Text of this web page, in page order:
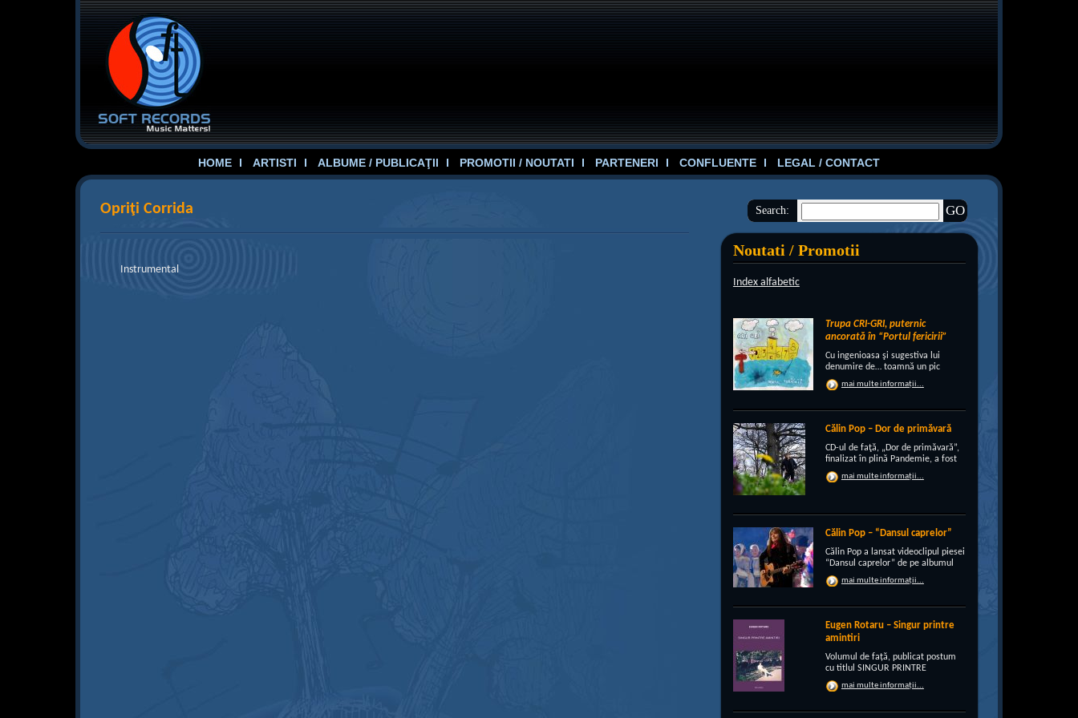
HOME ARTISTI ALBUME / PUBLICAŢII PROMOTII / NOUTATI PARTENERI CONFLUENTE LEGAL / CONTACT
Search:
Noutati / Promotii
Index alfabetic
Trupa CRI-GRI, puternic
ancorată în “Portul fericirii”
Cu ingenioasa şi sugestiva lui
denumire de… toamnă un pic
“încruntată”, elegant suprapusă
unei existenţe de peste un sfert de
voios anotimpul ruginiu al
melancoliilor de tot soiul, cu un nou
[…]
mai multe informații...
Călin Pop – Dor de primăvară
CD-ul de faţă, „Dor de primăvară”,
finalizat în plină Pandemie, a fost
conceput, pe de-a intregul, de
rocker-ul Călin Pop, inconfundabil
publică electrizantă, de
experimentat vocalist […]
mai multe informații...
Călin Pop – “Dansul caprelor”
Călin Pop a lansat videoclipul piesei
“Dansul caprelor” de pe albumul
“Ritual de iarnă”. Premiera a avut
loc pe 27.12.2020 pe canalul
Jocul caprei este un obicei întâlnit
în perioada […]
mai multe informații...
Eugen Rotaru – Singur printre
amintiri
Volumul de față, publicat postum
cu titlul SINGUR PRINTRE
AMINTIRI, este o confesiune a lui
Eugen Rotaru despre bunii lui
unul, și l-au lăsat din ce în ce mai
mai multe informații...
Opriţi Corrida
Instrumental